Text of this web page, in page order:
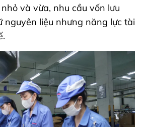
và vừa, nhu cầu vốn lưu
nguyên liệu nhưng năng lực tài